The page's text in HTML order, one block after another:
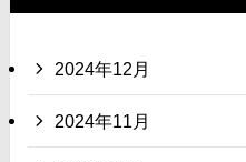
2024年12月
2024年11月